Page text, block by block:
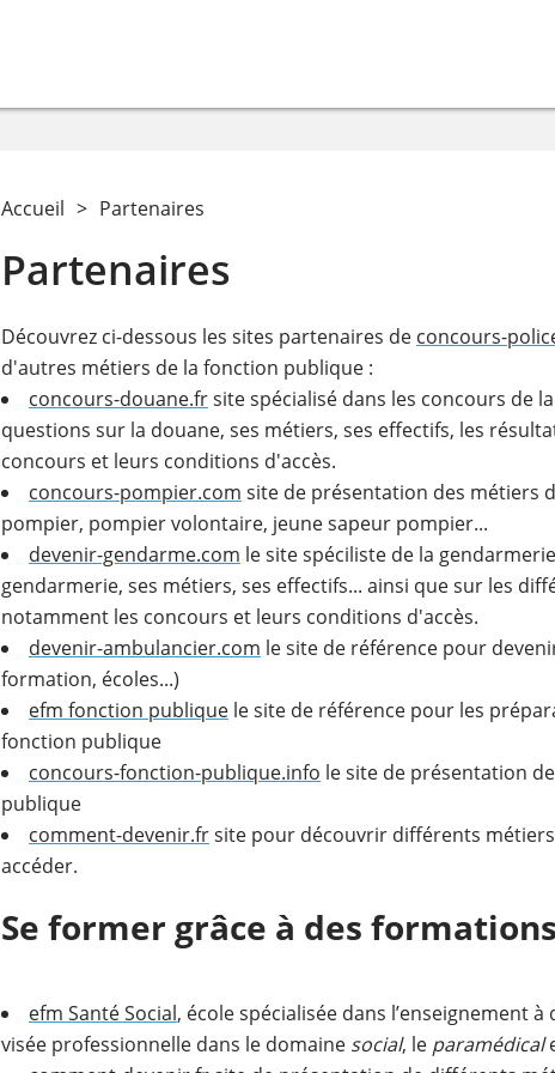
Accueil > Partenaires
Partenaires
Découvrez ci-dessous les sites partenaires de concours-
d'autres métiers de la fonction publique :
concours-douane.frsite spécialisé dans les concours de
questions sur la douane, ses métiers, ses effectifs, les
concours et leurs conditions d'accès.
concours-pompier.com site de présentation des métiers
pompier, pompier volontaire, jeune sapeur pompier...
devenir-gendarme.com le site spéciliste de la
gendarmerie, ses métiers, ses effectifs... ainsi que sur les
notamment les concours et leurs conditions d'accès.
devenir-ambulancier.com le site de référence pour
formation, écoles...)
efm fonction publique le site de référence pour les
fonction publique
concours-fonction-publique.info le site de présentation
publique
comment-devenir.frsite pour découvrir différents
accéder.
Se former grâce à des formations
efm Santé Social, école spécialisée dans l’enseignement
visée professionnelle dans le domaine social, le paramédical